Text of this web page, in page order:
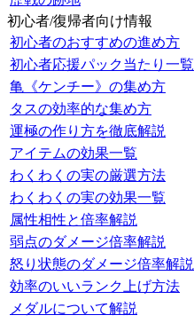
初心者/復帰者向け情報
初心者のおすすめの進め方
初心者応援パック当たり一覧
亀《ケンチー》の集め方
タスの効率的な集め方
運極の作り方を徹底解説
アイテムの効果一覧
わくわくの実の厳選方法
わくわくの実の効果一覧
属性相性と倍率解説
弱点のダメージ倍率解説
怒り状態のダメージ倍率解説
効率のいいランク上げ方法
メダルについて解説